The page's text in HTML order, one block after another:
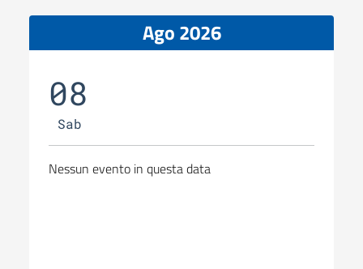
Ago 2026
08
Sab
Nessun evento in questa data